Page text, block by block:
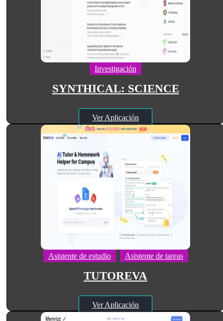
Investigación
SYNTHICAL: SCIENCE
Ver Aplicación
Asistente de estudio Asistente de tareas
TUTOREVA
Ver Aplicación